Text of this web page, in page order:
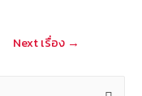
at
Next เรื่อง →